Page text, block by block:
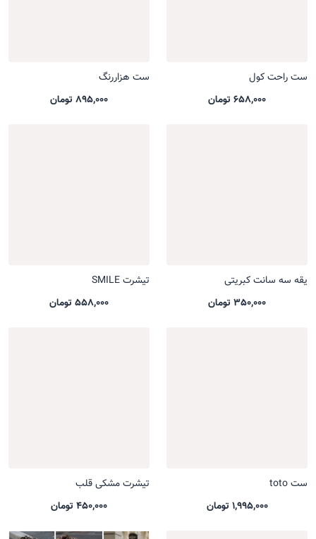
ست راحت کول
658,000 تومان
ست هزاررنگ
895,000 تومان
یقه سه سانت کبریتی
350,000 تومان
تیشرت SMILE
558,000 تومان
ست toto
1,995,000 تومان
تیشرت مشکی قلب
450,000 تومان